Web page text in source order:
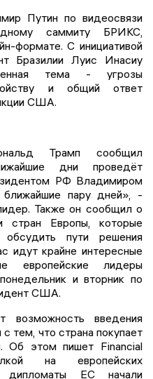
Путин по видеосвязи
саммиту БРИКС,
формате. С инициативой
Бразилии Луис Инасиу
тема - угрозы
и общий ответ
США.
Трамп сообщил
дни проведёт
РФ Владимиром
пару дней», -
Также он сообщил о
стран Европы, которые
пути решения
идут крайне интересные
европейские лидеры
и вторник по
США.
возможность введения
тем, что страна покупает
Об этом пишет Financial
на европейских
дипломаты ЕС начали